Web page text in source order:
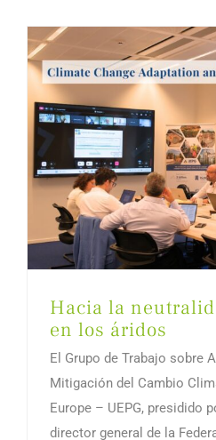
Hacia la
en los áridos
El Grupo de Trabajo sobre
Mitigación del Cambio
Europe – UEPG, presidido
director general de la